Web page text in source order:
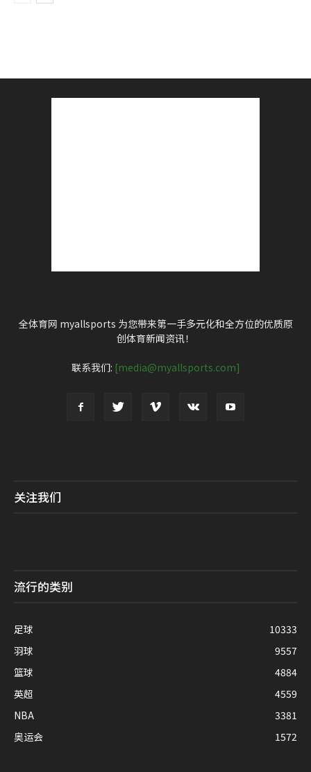
全体育网 myallsports 为您带来第一手多元化和全方位的优质原
创体育新闻资讯！
联系我们: [media@myallsports.com]
关注我们
流行的类别
足球
10333
羽球
9557
篮球
4884
英超
4559
NBA
3381
奥运会
1572